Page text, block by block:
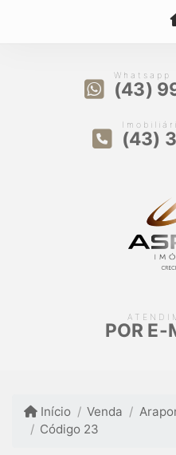
Whatsapp
(43)
(43)
POR E-
Início Venda
Código 23